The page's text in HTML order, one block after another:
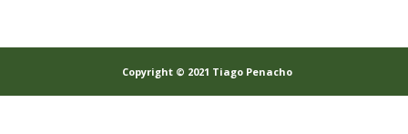
Copyright © 2021 Tiago Penacho